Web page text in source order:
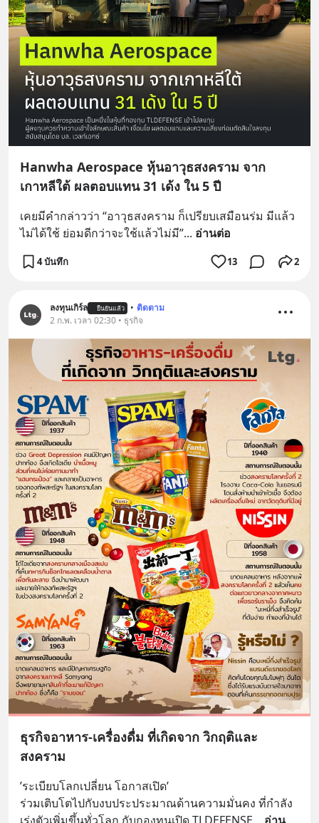
Hanwha Aerospace หุ้นอาวุธสงคราม จาก
เกาหลีใต้ ผลตอบแทน 31 เด้ง ใน 5 ปี
เคยมีคำกล่าวว่า “อาวุธสงคราม ก็เปรียบเสมือนร่ม มีแล้ว
ไม่ได้ใช้ ย่อมดีกว่าจะใช้แล้วไม่มี”... อ่านต่อ
4 บันทึก 13 2
ลงทุนเกิร์ล ยืนยันแล้ว • ติดตาม
2 ก.พ. เวลา 02:30 • ธุรกิจ
ธุรกิจอาหาร-เครื่องดื่ม ที่เกิดจาก วิกฤติและ
สงคราม
’ระเบียบโลกเปลี่ยน โอกาสเปิด’
ร่วมเติบโตไปกับงบประประมาณด้านความมั่นคง ที่กำลัง